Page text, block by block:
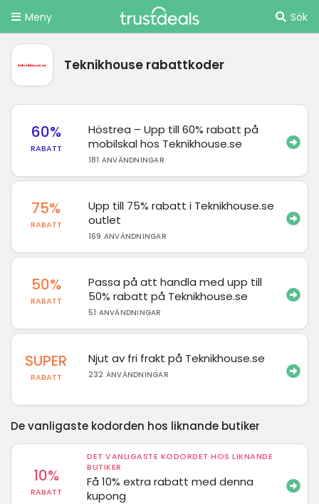
Meny Sök
Teknikhouse rabattkoder
60%
RABATT
Höstrea – Upp till 60% rabatt på
mobilskal hos Teknikhouse.se
181 ANVÄNDNINGAR
75%
RABATT
Upp till 75% rabatt i Teknikhouse.se
outlet
169 ANVÄNDNINGAR
50%
RABATT
Passa på att handla med upp till
50% rabatt på Teknikhouse.se
51 ANVÄNDNINGAR
SUPER
RABATT
Njut av fri frakt på Teknikhouse.se
232 ANVÄNDNINGAR
De vanligaste kodorden hos liknande butiker
10%
RABATT
DET VANLIGASTE KODORDET HOS LIKNANDE
BUTIKER
Få 10% extra rabatt med denna
kupong